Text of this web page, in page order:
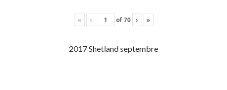
« ‹ of70 › »
2017 Shetland septembre